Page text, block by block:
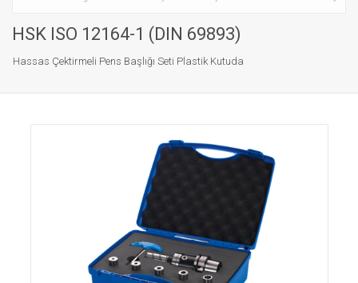
HSK ISO 12164-1 (DIN 69893)
Hassas Çektirmeli Pens Başlığı Seti Plastik Kutuda